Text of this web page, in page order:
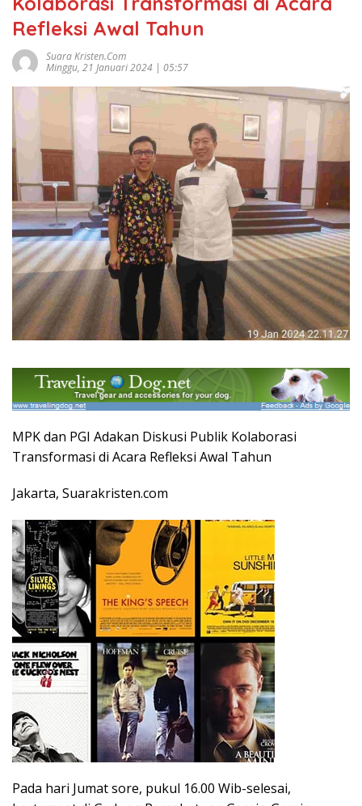
Refleksi Awal Tahun
Suara Kristen.com
Minggu, 21 Januari 2024 | 05:57
MPK dan PGI Adakan Diskusi Publik Kolaborasi
Transformasi di Acara Refleksi Awal Tahun
Jakarta, Suarakristen.com
Pada hari Jumat sore, pukul 16.00 Wib-selesai,